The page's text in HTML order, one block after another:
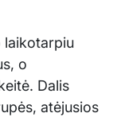
laikotarpiu
o
Dalis
atėjusios